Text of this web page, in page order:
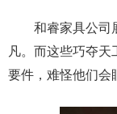
和睿家具公司展
凡。而这些巧夺
要件，难怪他们会